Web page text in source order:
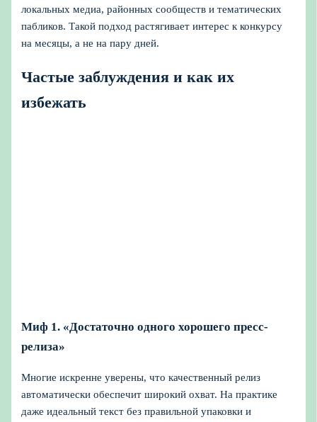
локальных медиа, районных сообществ и тематических
пабликов. Такой подход растягивает интерес к конкурсу
на месяцы, а не на пару дней.
Частые заблуждения и как их
избежать
Миф 1. «Достаточно одного хорошего пресс-
релиза»
Многие искренне уверены, что качественный релиз
автоматически обеспечит широкий охват. На практике
даже идеальный текст без правильной упаковки и